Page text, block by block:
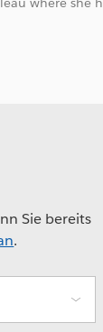
Sie bereits
.